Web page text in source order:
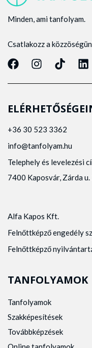
Minden, ami tanfolyam.
Csatlakozz a
+36 30 523 3362
info@tanfolyam.hu
Telephely és levelezési
7400 Kaposvár, Zárda u.
Alfa Kapos Kft.
Felnőttképző engedély
Felnőttképző
TANFOLYAMOK
Tanfolyamok
Szakképesítések
Továbbképzések